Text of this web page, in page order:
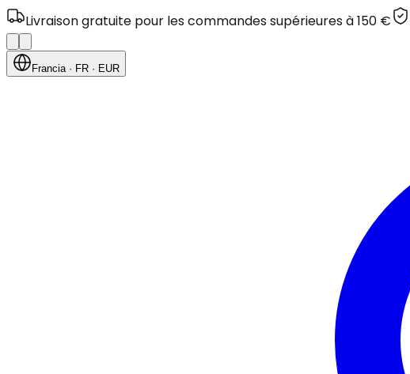
Livraison gratuite pour les commandes supérieures à 150 €
Francia· FR · EUR